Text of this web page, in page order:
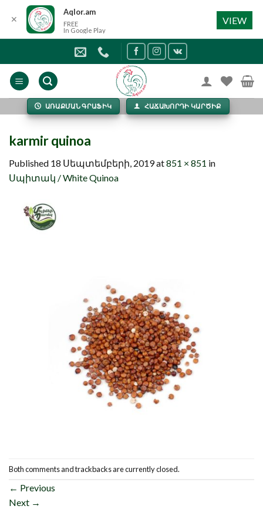
content
ԱՌԱՔՄԱՆ ԳՐԱՖԻԿ ՀԱՃԱԽՈՐԴԻ ԿԱՐԾԻՔ
karmir quinoa
Published 18 Սեպտեմբերի, 2019at851 × 851 in
Սպիտակ / White Quinoa
Both comments and trackbacks are currently closed.
← Previous
Next →
✕
Aqlor.am
FREE
In Google Play
VIEW